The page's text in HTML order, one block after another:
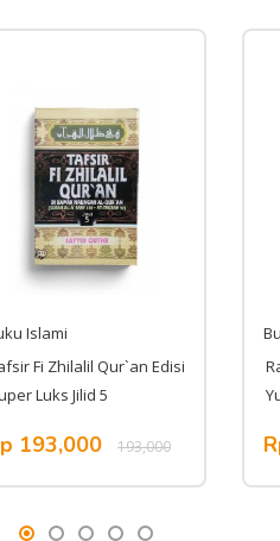
Islami
Fi Zhilalil Qur`an Edisi
Luks Jilid 5
193,000 193,000